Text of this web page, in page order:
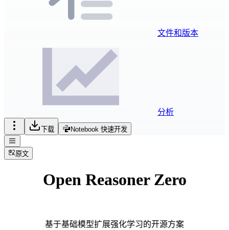
文件和版本
分析
下载 Notebook 快速开发
原文
Open Reasoner Zero
基于基础模型扩展强化学习的开源方案